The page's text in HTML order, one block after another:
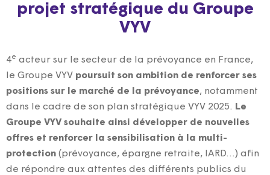
projet stratégique du Groupe
VYV
4e acteur sur le secteur de la prévoyance en France,
le Groupe VYV poursuit son ambition de renforcer ses
positions sur le marché de la prévoyance, notamment
dans le cadre de son plan stratégique VYV 2025. Le
Groupe VYV souhaite ainsi développer de nouvelles
offres et renforcer la sensibilisation à la multi-
protection (prévoyance, épargne retraite, IARD…) afin
de répondre aux attentes des différents publics du